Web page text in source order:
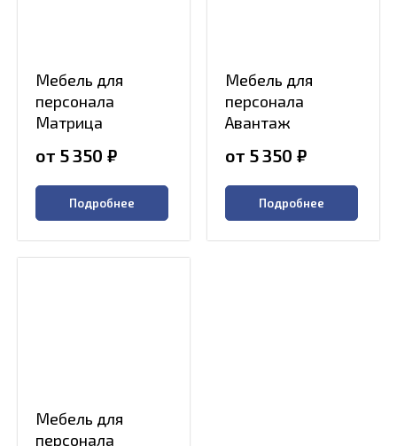
Мебель для
персонала
Матрица
от 5 350 ₽
Подробнее
Мебель для
персонала
Авантаж
от 5 350 ₽
Подробнее
Мебель для
персонала